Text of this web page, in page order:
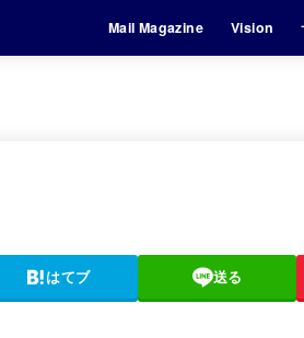
Mail Magazine Vision
はてブ 送る